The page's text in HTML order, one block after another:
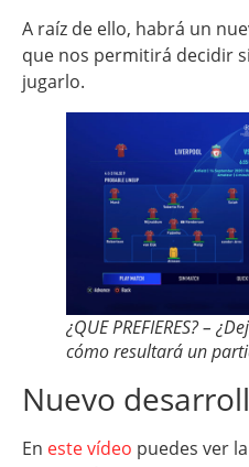
A raíz de ello, habrá un
que nos permitirá decidir
jugarlo.
¿QUE PREFIERES? –
cómo resultará un
Nuevo
En este vídeo puedes ver